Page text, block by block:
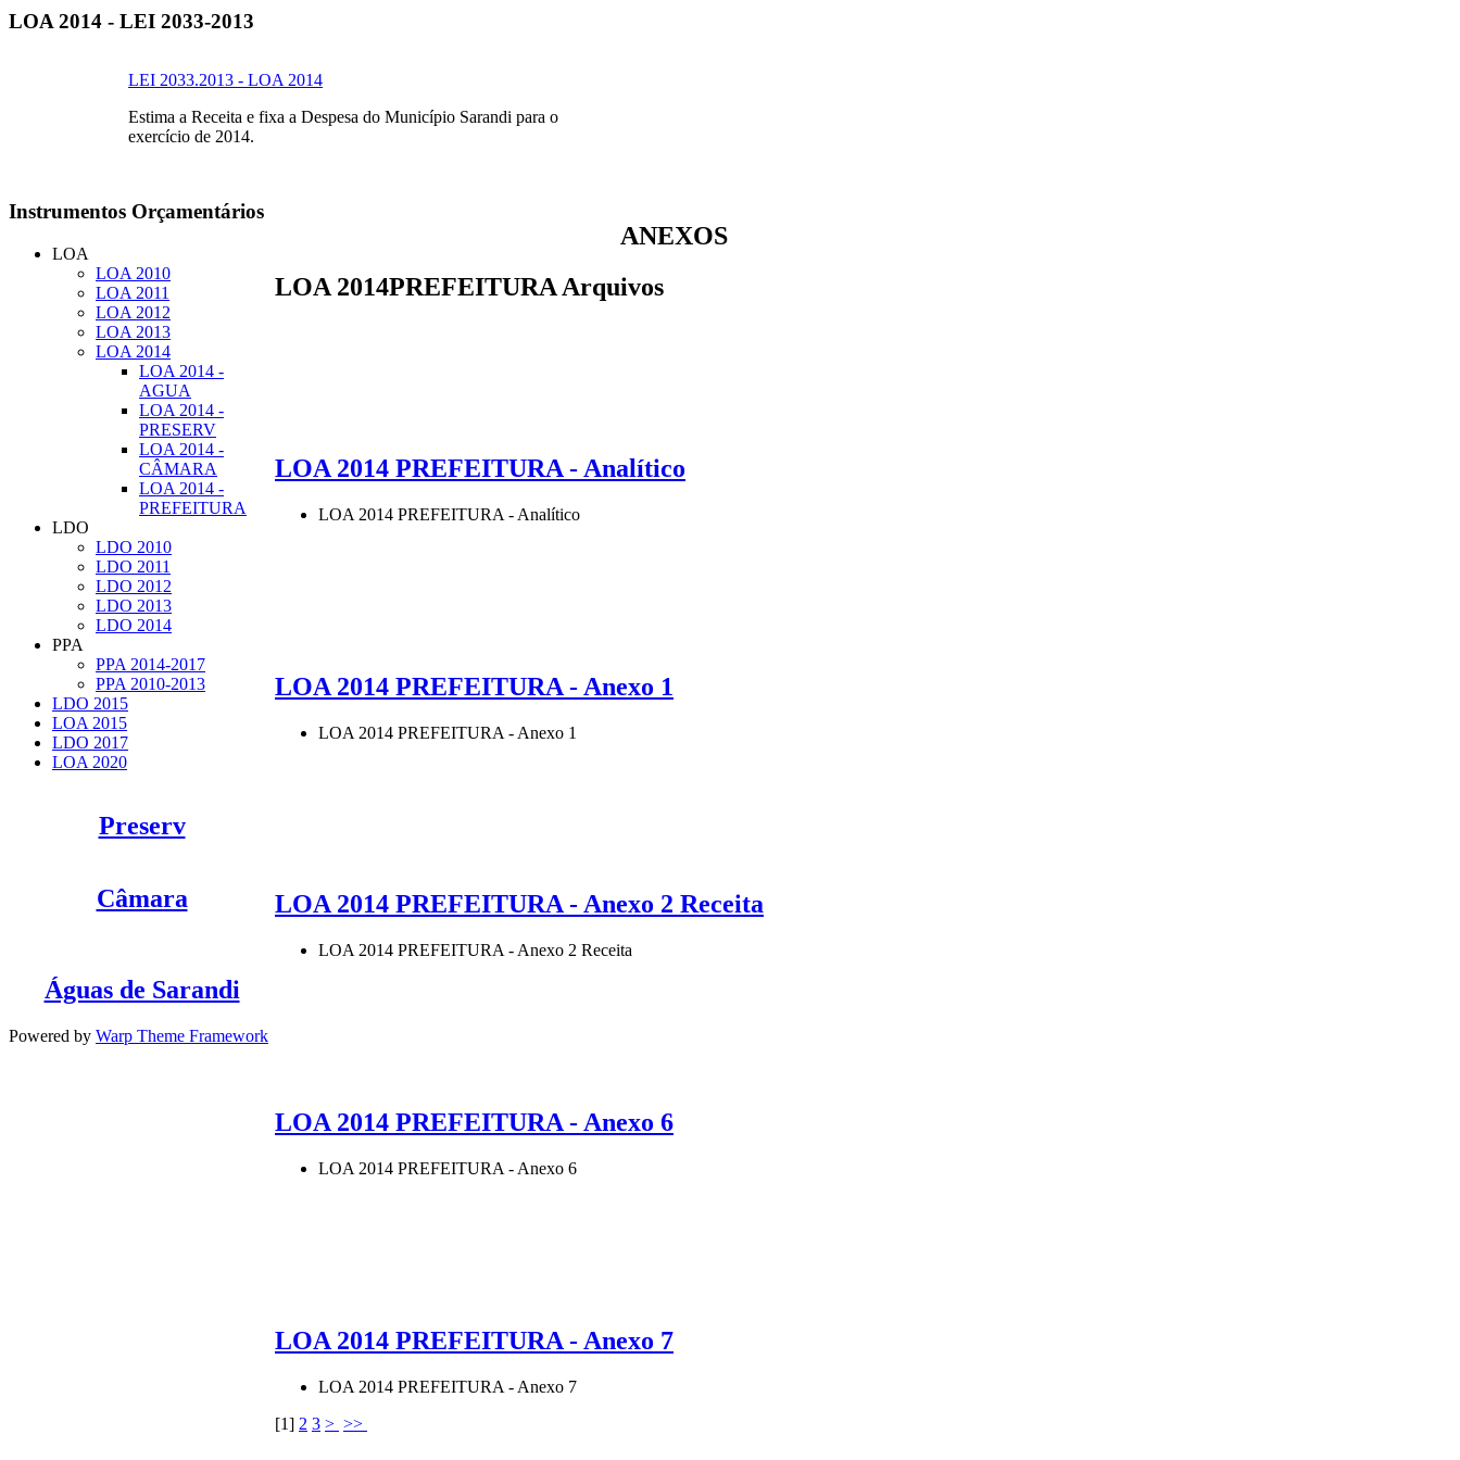
LOA 2014 - LEI 2033-2013
LEI 2033.2013 - LOA 2014
Estima a Receita e fixa a Despesa do Município Sarandi para o
exercício de 2014.
ANEXOS
LOA 2014PREFEITURA Arquivos
LOA 2014 PREFEITURA - Analítico
LOA 2014 PREFEITURA - Analítico
LOA 2014 PREFEITURA - Anexo 1
LOA 2014 PREFEITURA - Anexo 1
LOA 2014 PREFEITURA - Anexo 2 Receita
LOA 2014 PREFEITURA - Anexo 2 Receita
LOA 2014 PREFEITURA - Anexo 6
LOA 2014 PREFEITURA - Anexo 6
LOA 2014 PREFEITURA - Anexo 7
LOA 2014 PREFEITURA - Anexo 7
[1] 2 3 > >>
Instrumentos Orçamentários
LOA
LOA 2010
LOA 2011
LOA 2012
LOA 2013
LOA 2014
LOA 2014 -
AGUA
LOA 2014 -
PRESERV
LOA 2014 -
CÂMARA
LOA 2014 -
PREFEITURA
LDO
LDO 2010
LDO 2011
LDO 2012
LDO 2013
LDO 2014
PPA
PPA 2014-2017
PPA 2010-2013
LDO 2015
LOA 2015
LDO 2017
LOA 2020
Preserv
Câmara
Águas de Sarandi
Powered by Warp Theme Framework